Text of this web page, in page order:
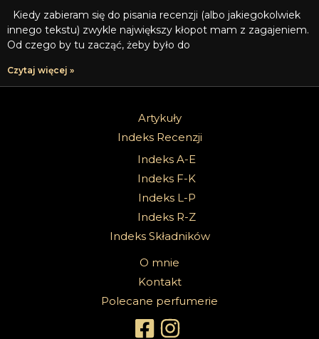
Kiedy zabieram się do pisania recenzji (albo jakiegokolwiek
innego tekstu) zwykle największy kłopot mam z zagajeniem.
Od czego by tu zacząć, żeby było do
Czytaj więcej »
Artykuły
Indeks Recenzji
Indeks A-E
Indeks F-K
Indeks L-P
Indeks R-Z
Indeks Składników
O mnie
Kontakt
Polecane perfumerie